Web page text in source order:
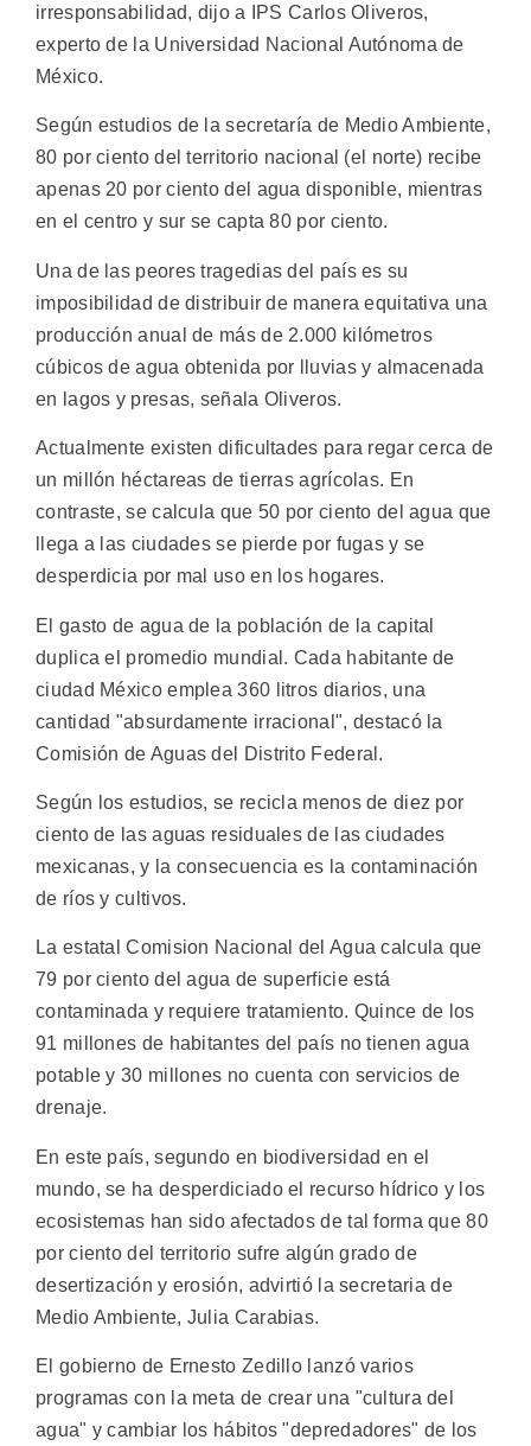
irresponsabilidad, dijo a IPS Carlos Oliveros,
experto de la Universidad Nacional Autónoma de
México.
Según estudios de la secretaría de Medio Ambiente,
80 por ciento del territorio nacional (el norte) recibe
apenas 20 por ciento del agua disponible, mientras
en el centro y sur se capta 80 por ciento.
Una de las peores tragedias del país es su
imposibilidad de distribuir de manera equitativa una
producción anual de más de 2.000 kilómetros
cúbicos de agua obtenida por lluvias y almacenada
en lagos y presas, señala Oliveros.
Actualmente existen dificultades para regar cerca de
un millón héctareas de tierras agrícolas. En
contraste, se calcula que 50 por ciento del agua que
llega a las ciudades se pierde por fugas y se
desperdicia por mal uso en los hogares.
El gasto de agua de la población de la capital
duplica el promedio mundial. Cada habitante de
ciudad México emplea 360 litros diarios, una
cantidad "absurdamente irracional", destacó la
Comisión de Aguas del Distrito Federal.
Según los estudios, se recicla menos de diez por
ciento de las aguas residuales de las ciudades
mexicanas, y la consecuencia es la contaminación
de ríos y cultivos.
La estatal Comision Nacional del Agua calcula que
79 por ciento del agua de superficie está
contaminada y requiere tratamiento. Quince de los
91 millones de habitantes del país no tienen agua
potable y 30 millones no cuenta con servicios de
drenaje.
En este país, segundo en biodiversidad en el
mundo, se ha desperdiciado el recurso hídrico y los
ecosistemas han sido afectados de tal forma que 80
por ciento del territorio sufre algún grado de
desertización y erosión, advirtió la secretaria de
Medio Ambiente, Julia Carabias.
El gobierno de Ernesto Zedillo lanzó varios
programas con la meta de crear una "cultura del
agua" y cambiar los hábitos "depredadores" de los